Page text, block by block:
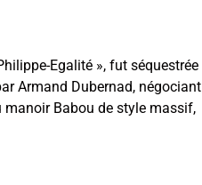
Egalité », fut séquestrée
Armand Dubernad, négociant
manoir Babou de style massif,